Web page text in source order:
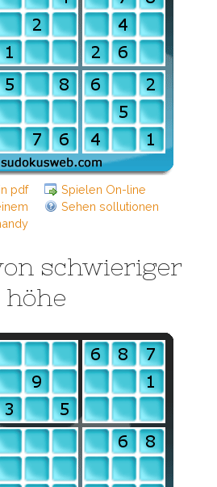
pdf
Spielen On-line
Sehen sollutionen
schwieriger
höhe